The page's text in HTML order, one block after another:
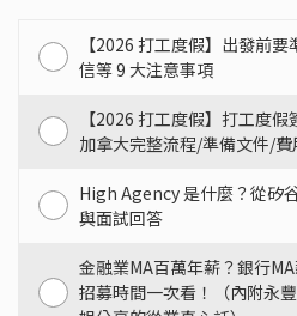
【2026 打工度假】出發前
信等 9 大注意事項
【2026 打工度假】打工度
加拿大完整流程/準備文件/費
High Agency 是什麼？從矽
與面試回答
金融業MA百萬年薪？銀行
招募時間一次看！（內附永